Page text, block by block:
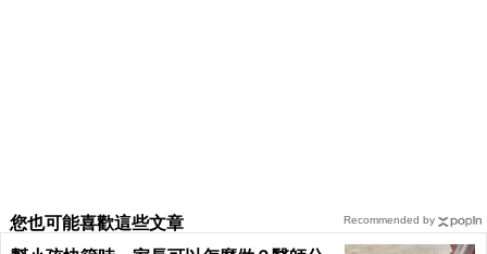
您也可能喜歡這些文章
Recommended by